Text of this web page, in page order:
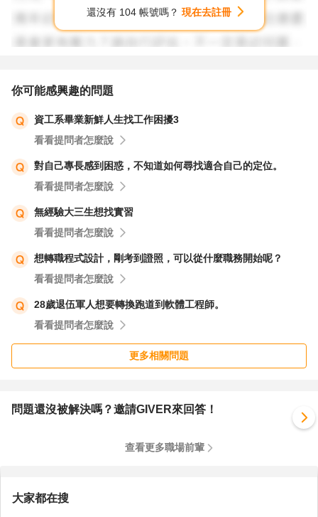
優勢：薪資穩、缺人多、技術成長快。
因為：
✔ 演算法思維
✔ SQL 你會 MySQL
優勢：新鮮人也能切入，無需學會深度模型也能入行。
因為：
✔ 有多語言背景
✔ 有邏輯能力
✔ 入門門檻較親民
優勢：很多人以此為跳板變 PM、開發、架構師。
📌 你的背景很適合 A / B / C 任何一條，先選 1–2 條當主戰
希望以上內容對您有所幫助。
還沒有 104 帳號嗎？ 現在去註冊
你可能感興趣的問題
資工系畢業新鮮人生找工作困擾3
看看提問者怎麼說
對自己專長感到困惑，不知道如何尋找適合自己的定位。
看看提問者怎麼說
無經驗大三生想找實習
看看提問者怎麼說
想轉職程式設計，剛考到證照，可以從什麼職務開始呢？
看看提問者怎麼說
28歲退伍軍人想要轉換跑道到軟體工程師。
看看提問者怎麼說
更多相關問題
問題還沒被解決嗎？邀請GIVER來回答！
查看更多職場前輩
大家都在搜